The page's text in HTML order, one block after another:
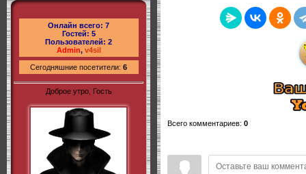
Онлайн всего: 7
Гостей: 5
Пользователей: 2
Admin, v4sil
Сегодняшние посетители: 6
Доброе утро, Гость
Всего комментариев: 0